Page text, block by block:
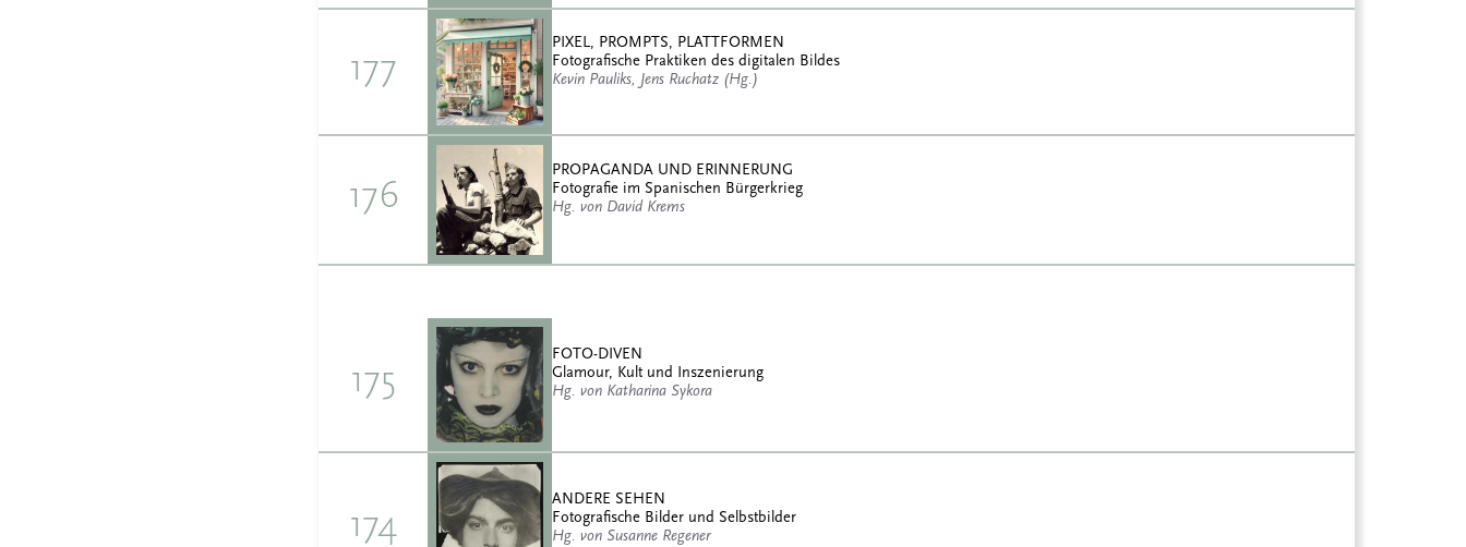
177
PIXEL, PROMPTS, PLATTFORMEN
Fotografische Praktiken des digitalen Bildes
Kevin Pauliks, Jens Ruchatz (Hg.)
176
PROPAGANDA UND ERINNERUNG
Fotografie im Spanischen Bürgerkrieg
Hg. von David Krems
175
FOTO-DIVEN
Glamour, Kult und Inszenierung
Hg. von Katharina Sykora
174
ANDERE SEHEN
Fotografische Bilder und Selbstbilder
Hg. von Susanne Regener